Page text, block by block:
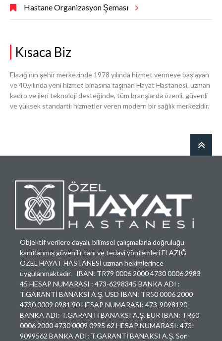
Hastane Organizasyon Şeması
Kısaca Biz
Elazığ'nın şehir merkezinde 1978 yılında hizmet vermeye başlayan
ve 40.yılında yeni hizmet binasına taşınan Hayat Hastanesi, uzman
kadro ve ileri teknoloji desteğinde, tüm branşlarda özenli, güvenli
ve yüksek standartlı hizmetler veren modern bir sağlık merkezidir.
Objektif verilere dayalı, bilimsel çalışmalarla doğruluğu
kanıtlanmış güvenilir tanı ve tedavi yöntemleri ELAZIĞ
ÖZEL HAYAT HASTANESİ uzman hekimlerince
uygulanmaktadır. IBAN: TR79 0006 2000 4730 0006 2983
45 HESAP NUMARASI : 473-6298345 BANKA ADI :
T.GARANTİ BANAKSI A.Ş. USD IBAN: TR50 0006 2000
4730 0009 0981 90 HESAP NUMARASI: 473-9098190
BANKA ADI: T.GARANTİ BANAKSI A.Ş. EUR IBAN: TR60
0006 2000 4730 0009 0995 62 HESAP NUMARASI: 473-
9099562 BANKA ADI: T.GARANTİ BANAKSI A.Ş. Son